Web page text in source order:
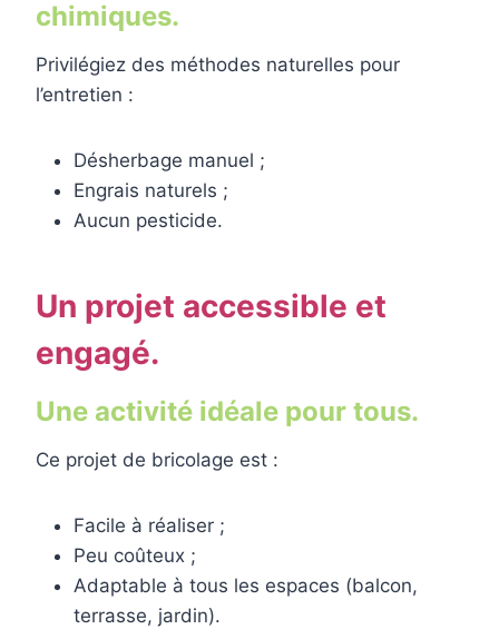
chimiques.
Privilégiez des méthodes naturelles pour
l’entretien :
Désherbage manuel ;
Engrais naturels ;
Aucun pesticide.
Un projet accessible et
engagé.
Une activité idéale pour tous.
Ce projet de bricolage est :
Facile à réaliser ;
Peu coûteux ;
Adaptable à tous les espaces (balcon,
terrasse, jardin).